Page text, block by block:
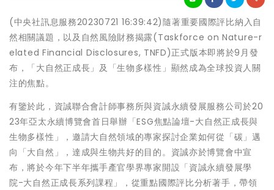
(中央社訊息服務20230721 16:39:42)隨著重要國際評比納入自
然相關議題，以及自然風險財務揭露(Taskforce on Nature-r
elated Financial Disclosures, TNFD)正式版本即將於9月發
布，「大自然正成長」及「生物多樣性」顯然成為全球投資人關
注的焦點。
有鑒於此，資誠聯合會計師事務所與資誠永續發展服務公司於20
23年亞太永續博覽會首日舉辦「ESG焦點論壇-大自然正成長與
生物多樣性」，邀請大自然領域的專家探討企業如何從「碳」邁
向「大自然」，達成與生物共好的目的。資誠亦於博覽會中宣
布，將於今年下半年攜手產官學界專家開設「資誠永續發展學
院-大自然正成長系列課程」，從重點國際評比分析著手，帶領